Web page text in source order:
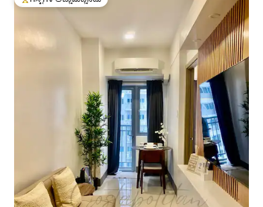
ಗೆಸ್ಟ್‌ಗಳಿಗೆ ಅತಿ ಹೆಚ್ಚು ಅಚ್ಚುಮೆಚ್ಚಿನದು